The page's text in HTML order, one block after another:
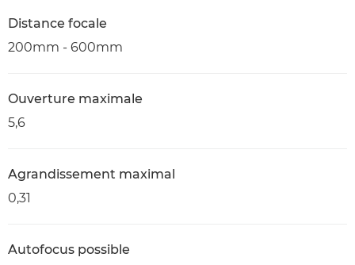
Distance focale
200mm - 600mm
Ouverture maximale
5,6
Agrandissement maximal
0,31
Autofocus possible